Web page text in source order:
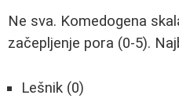
Ne sva. Komedogena
začepljenje pora (0-5).
Lešnik (0)